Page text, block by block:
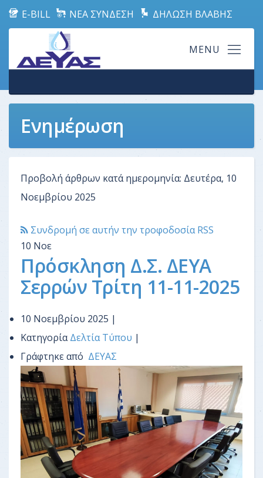
E-BILL ΝΕΑ ΣΥΝΔΕΣΗ ΔΗΛΩΣΗ ΒΛΑΒΗΣ
Ενημέρωση
Προβολή άρθρων κατά ημερομηνία: Δευτέρα, 10
Νοεμβρίου 2025
Συνδρομή σε αυτήν την τροφοδοσία RSS
10 Νοε
Πρόσκληση Δ.Σ. ΔΕΥΑ
Σερρών Τρίτη 11-11-2025
10 Νοεμβρίου 2025 |
Κατηγορία Δελτία Τύπου |
Γράφτηκε από ΔΕΥΑΣ